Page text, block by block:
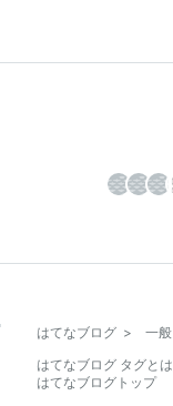
はてなブログ > 一般
はてなブログ タグとは
はてなブログトップ